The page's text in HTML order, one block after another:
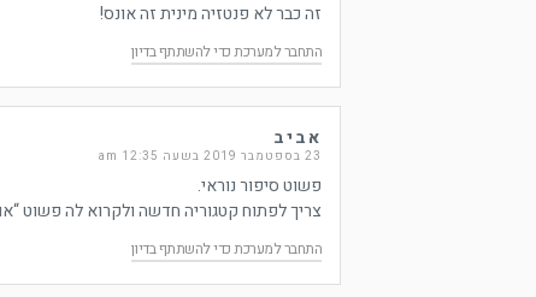
זה כבר לא פנטזיה מינית זה אונס!
התחבר למערכת כדי להשתתף בדיון
אביב
23 בספטמבר 2019 בשעה 12:35 am
פשוט סיפור נוראי.
צריך לפתוח קטגוריה חדשה ולקרוא לה פשוט
התחבר למערכת כדי להשתתף בדיון